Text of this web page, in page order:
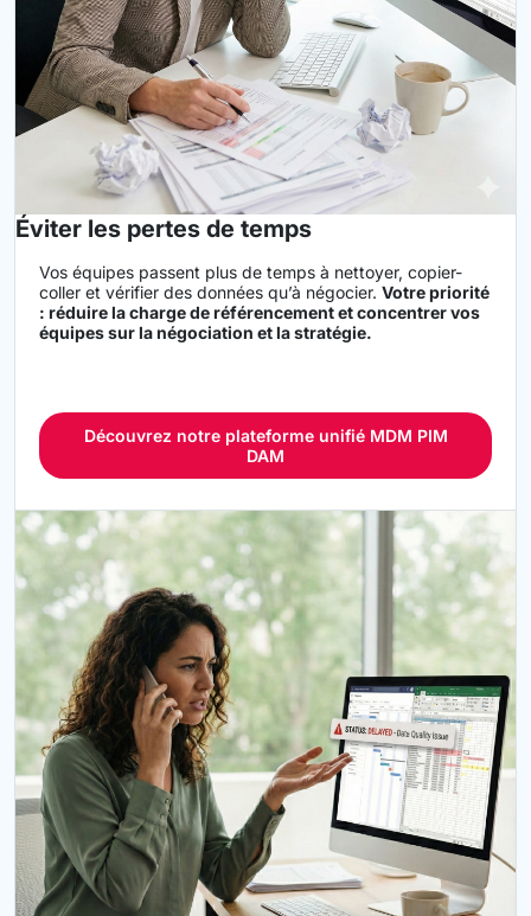
Éviter les pertes de temps
Vos équipes passent plus de temps à nettoyer, copier-
coller et vérifier des données qu’à négocier. Votre priorité
: réduire la charge de référencement et concentrer vos
équipes sur la négociation et la stratégie.
Découvrez notre plateforme unifié MDM PIM
DAM